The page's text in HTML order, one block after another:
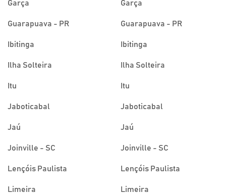
Garça
Guarapuava - PR
Ibitinga
Ilha Solteira
Itu
Jaboticabal
Jaú
Joinville - SC
Lençóis Paulista
Limeira
Garça
Guarapuava - PR
Ibitinga
Ilha Solteira
Itu
Jaboticabal
Jaú
Joinville - SC
Lençóis Paulista
Limeira